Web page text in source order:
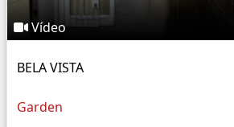
Vídeo
BELA VISTA
Garden